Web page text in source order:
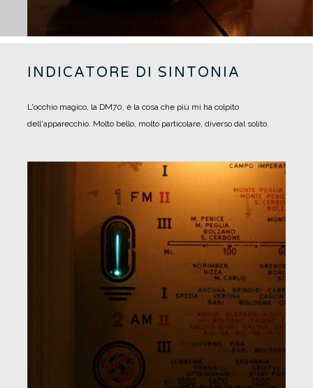
INDICATORE DI SINTONIA
L'occhio magico, la DM70, è la cosa che più mi ha colpito
dell'apparecchio. Molto bello, molto particolare, diverso dal solito.